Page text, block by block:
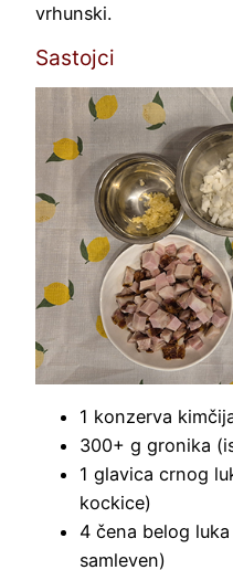
vrhunski.
Sastojci
1 konzerva
300+ g gronika
1 glavica crnog
kockice)
4 čena belog
samleven)